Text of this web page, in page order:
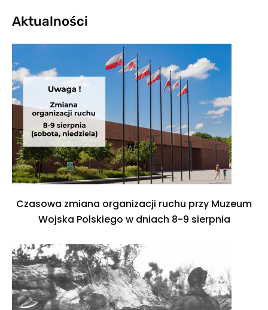
Aktualności
Czasowa zmiana organizacji ruchu przy Muzeum
Wojska Polskiego w dniach 8-9 sierpnia